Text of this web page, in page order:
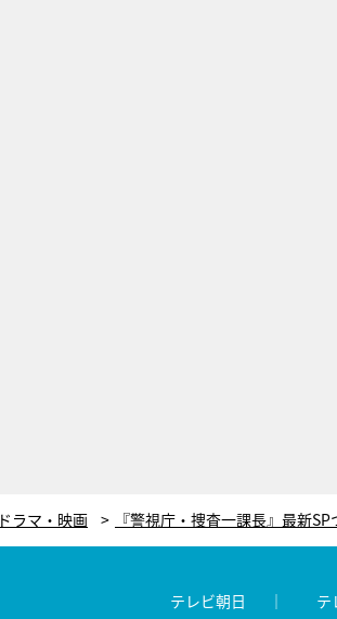
ドラマ・映画
テレビ朝日 テ